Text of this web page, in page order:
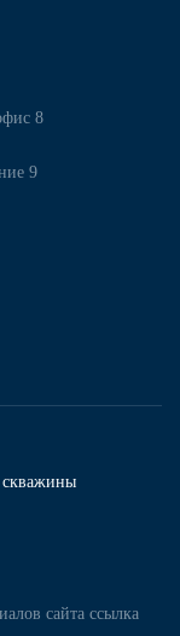
скважины
8
9
сайта ссылка